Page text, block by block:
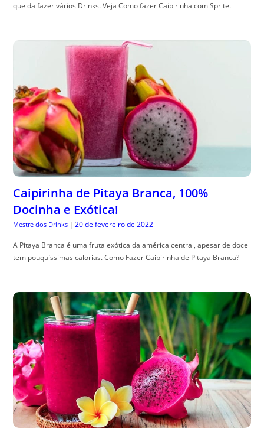
que da fazer vários Drinks. Veja Como fazer Caipirinha com Sprite.
Caipirinha de Pitaya Branca, 100%
Docinha e Exótica!
Mestre dos Drinks | 20 de fevereiro de 2022
A Pitaya Branca é uma fruta exótica da américa central, apesar de doce
tem pouquíssimas calorias. Como Fazer Caipirinha de Pitaya Branca?